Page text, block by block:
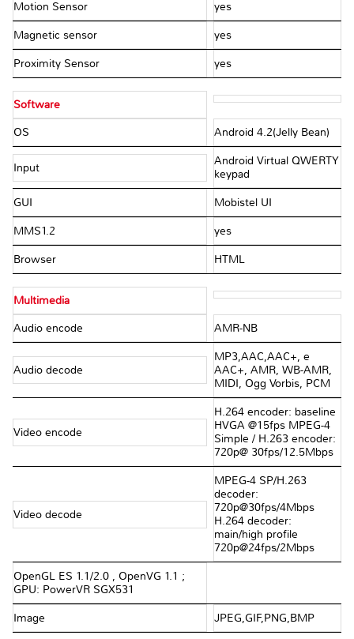
Motion Sensor yes
Magnetic sensor yes
Proximity Sensor yes
Software
OS Android 4.2(Jelly Bean)
Input
Android Virtual QWERTY
keypad
GUI Mobistel UI
MMS1.2 yes
Browser HTML
Multimedia
Audio encode AMR-NB
Audio decode
MP3,AAC,AAC+, e
AAC+, AMR, WB-AMR,
MIDI, Ogg Vorbis, PCM
Video encode
H.264 encoder: baseline
HVGA @15fps MPEG-4
Simple / H.263 encoder:
720p@ 30fps/12.5Mbps
Video decode
MPEG-4 SP/H.263
decoder:
720p@30fps/4Mbps
H.264 decoder:
main/high profile
720p@24fps/2Mbps
OpenGL ES 1.1/2.0 , OpenVG 1.1 ;
GPU: PowerVR SGX531
Image JPEG,GIF,PNG,BMP